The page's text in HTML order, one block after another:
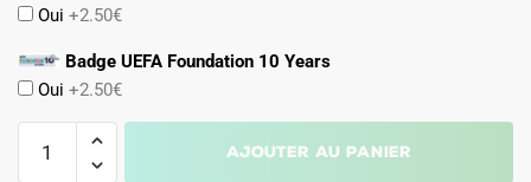
Oui +2.50€
Badge UEFA Foundation 10 Years
Oui +2.50€
Ajouter au panier